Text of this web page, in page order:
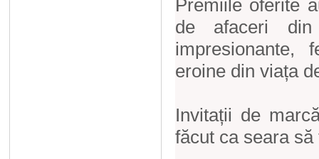
Premiile oferite
de afaceri din
impresionante,
eroine din viața
Invitații de
făcut ca seara